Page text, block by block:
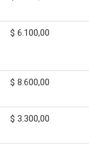
$ 6.100,00
$ 8.600,00
$ 3.300,00